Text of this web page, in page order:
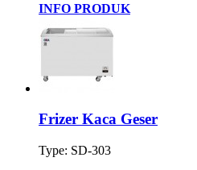
INFO PRODUK
Frizer Kaca Geser
Type: SD-303